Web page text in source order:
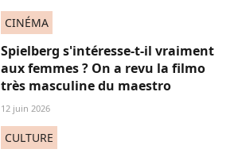
CINÉMA
Spielberg s'intéresse-t-il vraiment
aux femmes ? On a revu la filmo
très masculine du maestro
12 juin 2026
CULTURE